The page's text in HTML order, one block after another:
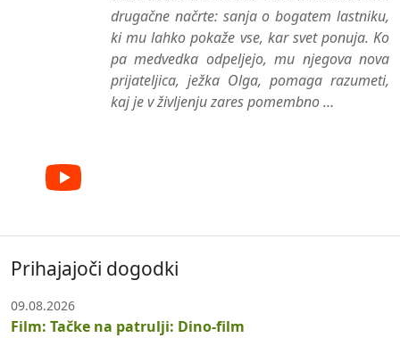
drugačne načrte: sanja o bogatem lastniku,
ki mu lahko pokaže vse, kar svet ponuja. Ko
pa medvedka odpeljejo, mu njegova nova
prijateljica, ježka Olga, pomaga razumeti,
kaj je v življenju zares pomembno …
Prihajajoči dogodki
09.08.2026
Film: Tačke na patrulji: Dino-film